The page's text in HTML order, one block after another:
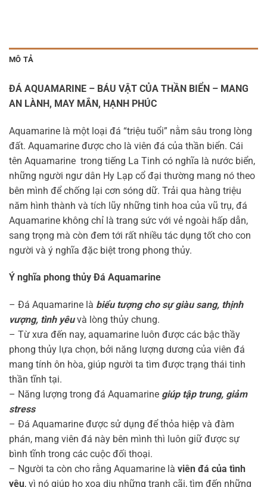
MÔ TẢ
ĐÁ AQUAMARINE – BÁU VẬT CỦA THẦN BIỂN – MANG
AN LÀNH, MAY MẮN, HẠNH PHÚC
Aquamarine là một loại đá “triệu tuổi” nằm sâu trong lòng
đất. Aquamarine được cho là viên đá của thần biển. Cái
tên Aquamarine trong tiếng La Tinh có nghĩa là nước biển,
những người ngư dân Hy Lạp cổ đại thường mang nó theo
bên mình để chống lại cơn sóng dữ. Trải qua hàng triệu
năm hình thành và tích lũy những tinh hoa của vũ trụ, đá
Aquamarine không chỉ là trang sức với vẻ ngoài hấp dẫn,
sang trọng mà còn đem tới rất nhiều tác dụng tốt cho con
người và ý nghĩa đặc biệt trong phong thủy.
Ý nghĩa phong thủy Đá Aquamarine
– Đá Aquamarine là biểu tượng cho sự giàu sang, thịnh
vượng, tình yêuvà lòng thủy chung.
– Từ xưa đến nay, aquamarine luôn được các bậc thầy
phong thủy lựa chọn, bởi năng lượng dương của viên đá
mang tính ôn hòa, giúp người ta tìm được trạng thái tinh
thần tĩnh tại.
– Năng lượng trong đá Aquamarine giúp tập trung, giảm
stress
– Đá Aquamarine được sử dụng để thỏa hiệp và đàm
phán, mang viên đá này bên mình thì luôn giữ được sự
bình tĩnh trong các cuộc đối thoại.
– Người ta còn cho rằng Aquamarine là viên đá của tình
yêu, vì nó giúp họ xoa dịu những tranh cãi, tìm đến những